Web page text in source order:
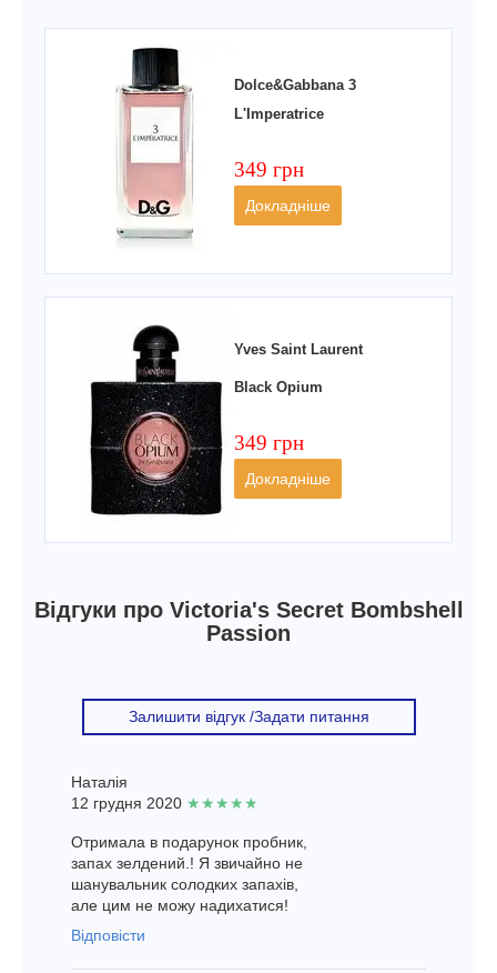
Dolce&Gabbana 3
L'Imperatrice
349 грн
Докладніше
Yves Saint Laurent
Black Opium
349 грн
Докладніше
Відгуки про Victoria's Secret Bombshell
Passion
Залишити відгук /Задати питання
Наталія
12 грудня 2020 ★★★★★
Отримала в подарунок пробник,
запах зелдений.! Я звичайно не
шанувальник солодких запахів,
але цим не можу надихатися!
Відповісти